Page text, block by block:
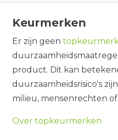
Keurmerken
Er zijn geen
product. Dit kan
duurzaamheidsrisico's
milieu, mensenrechten
Over topkeurmerken